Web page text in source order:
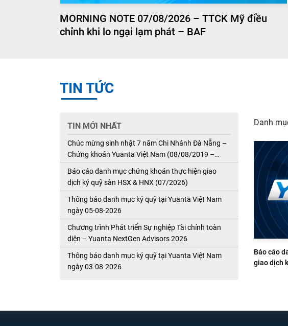
MORNING NOTE 07/08/2026 – TTCK Mỹ điều
chỉnh khi lo ngại lạm phát – BAF
TIN TỨC
TIN MỚI NHẤT
Chúc mừng sinh nhật 7 năm Chi Nhánh Đà Nẵng –
Chứng khoán Yuanta Việt Nam (08/08/2019 –
Báo cáo danh mục chứng khoán thực hiện giao
dịch ký quỹ sàn HSX & HNX (07/2026)
Thông báo danh mục ký quỹ tại Yuanta Việt Nam
ngày 05-08-2026
Chương trình Phát triển Sự nghiệp Tài chính toàn
diện – Yuanta NextGen Advisors 2026
Thông báo danh mục ký quỹ tại Yuanta Việt Nam
ngày 03-08-2026
Danh
Báo cáo
giao dịch